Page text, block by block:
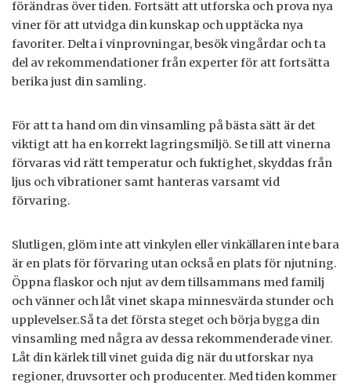
förändras över tiden. Fortsätt att utforska och prova nya
viner för att utvidga din kunskap och upptäcka nya
favoriter. Delta i vinprovningar, besök vingårdar och ta
del av rekommendationer från experter för att fortsätta
berika just din samling.
För att ta hand om din vinsamling på bästa sätt är det
viktigt att ha en korrekt lagringsmiljö. Se till att vinerna
förvaras vid rätt temperatur och fuktighet, skyddas från
ljus och vibrationer samt hanteras varsamt vid
förvaring.
Slutligen, glöm inte att vinkylen eller vinkällaren inte bara
är en plats för förvaring utan också en plats för njutning.
Öppna flaskor och njut av dem tillsammans med familj
och vänner och låt vinet skapa minnesvärda stunder och
upplevelser.Så ta det första steget och börja bygga din
vinsamling med några av dessa rekommenderade viner.
Låt din kärlek till vinet guida dig när du utforskar nya
regioner, druvsorter och producenter. Med tiden kommer